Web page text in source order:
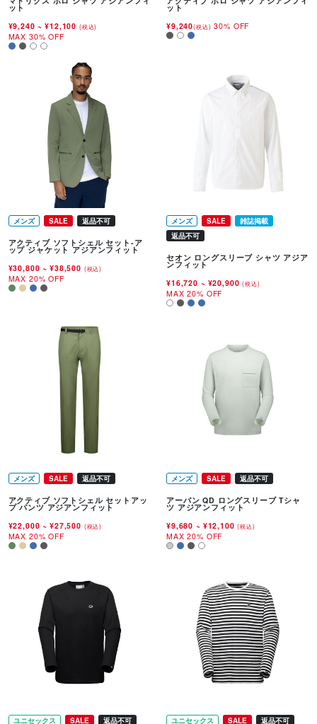
ット
¥9,240~ ¥12,100 (税込)
MAX 30% OFF
ット
¥9,240(税込) 30% OFF
メンズ SALE 返品不可
アクティブ ソフトシェル セット-ア
ップ ジャケット アジアンフィット
¥30,800~ ¥38,500 (税込)
MAX 20% OFF
メンズ SALE
雑誌掲載
返品不可
セオン ロングスリーブ シャツ アジア
ンフィット
¥16,720 ~ ¥20,900(税込)
MAX 20% OFF
メンズ SALE 返品不可
アクティブ ソフトシェル セットアッ
プ パンツ アジアンフィット
¥22,000~ ¥27,500 (税込)
MAX 20% OFF
メンズ SALE 返品不可
アーバン QD ロングスリーブ Tシャ
ツ アジアンフィット
¥9,680 ~ ¥12,100(税込)
MAX 20% OFF
ユニセックス SALE 返品不可 ユニセックス SALE 返品不可